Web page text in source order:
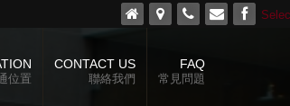
位置
CONTACT US
聯絡我們
FAQ
常見問題